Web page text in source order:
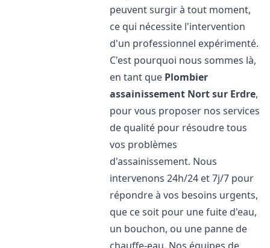
peuvent surgir à tout moment,
ce qui nécessite l'intervention
d'un professionnel expérimenté.
C'est pourquoi nous sommes là,
en tant que Plombier
assainissement Nort sur Erdre,
pour vous proposer nos services
de qualité pour résoudre tous
vos problèmes
d'assainissement. Nous
intervenons 24h/24 et 7j/7 pour
répondre à vos besoins urgents,
que ce soit pour une fuite d'eau,
un bouchon, ou une panne de